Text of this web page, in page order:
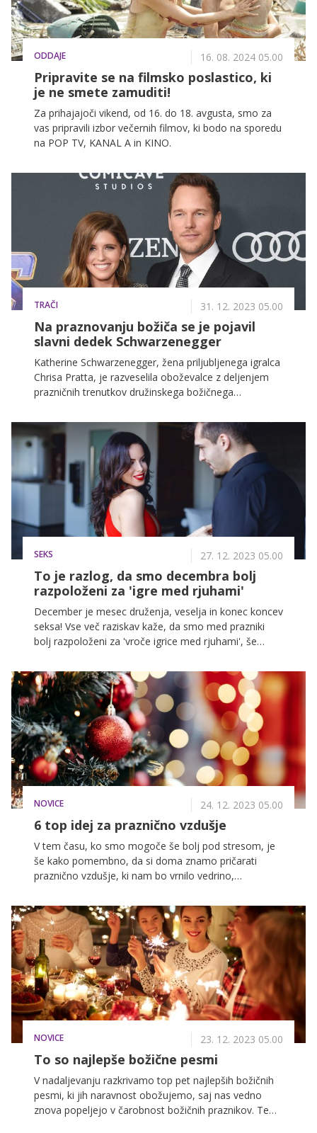
ODDAJE 16. 08. 2024 05.00
Pripravite se na filmsko poslastico, ki
je ne smete zamuditi!
Za prihajajoči vikend, od 16. do 18. avgusta, smo za
vas pripravili izbor večernih filmov, ki bodo na sporedu
na POP TV, KANAL A in KINO.
TRAČI 31. 12. 2023 05.00
Na praznovanju božiča se je pojavil
slavni dedek Schwarzenegger
Katherine Schwarzenegger, žena priljubljenega igralca
Chrisa Pratta, je razveselila oboževalce z deljenjem
prazničnih trenutkov družinskega božičnega
prazničnem dogodku se je pojavil tudi dedek Arnold
Schwarzenegger, ki je poskrbel, da so vsi fantje na
zabavi nosili enake božične puloverje.
SEKS 27. 12. 2023 05.00
To je razlog, da smo decembra bolj
razpoloženi za 'igre med rjuhami'
December je mesec druženja, veselja in konec koncev
seksa! Vse več raziskav kaže, da smo med prazniki
bolj razpoloženi za 'vroče igrice med rjuhami', še
NOVICE 24. 12. 2023 05.00
6 top idej za praznično vzdušje
V tem času, ko smo mogoče še bolj pod stresom, je
še kako pomembno, da si doma znamo pričarati
praznično vzdušje, ki nam bo vrnilo vedrino,
spomine na otroško veselje. Zakaj si ne bi letos
pričarali čudovitih trenutkov v zavetju lastnega doma
in poskrbeli za ustvarjanje novih, mogoče še lepših
trenutkov, ki jih zagotovo ne boste nikoli pozabili.
NOVICE 23. 12. 2023 05.00
To so najlepše božične pesmi
V nadaljevanju razkrivamo top pet najlepših božičnih
pesmi, ki jih naravnost obožujemo, saj nas vedno
znova popeljejo v čarobnost božičnih praznikov. Te